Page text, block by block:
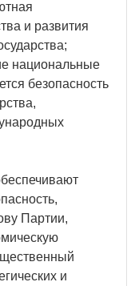
и развития
национальные
безопасность
Партии,
и